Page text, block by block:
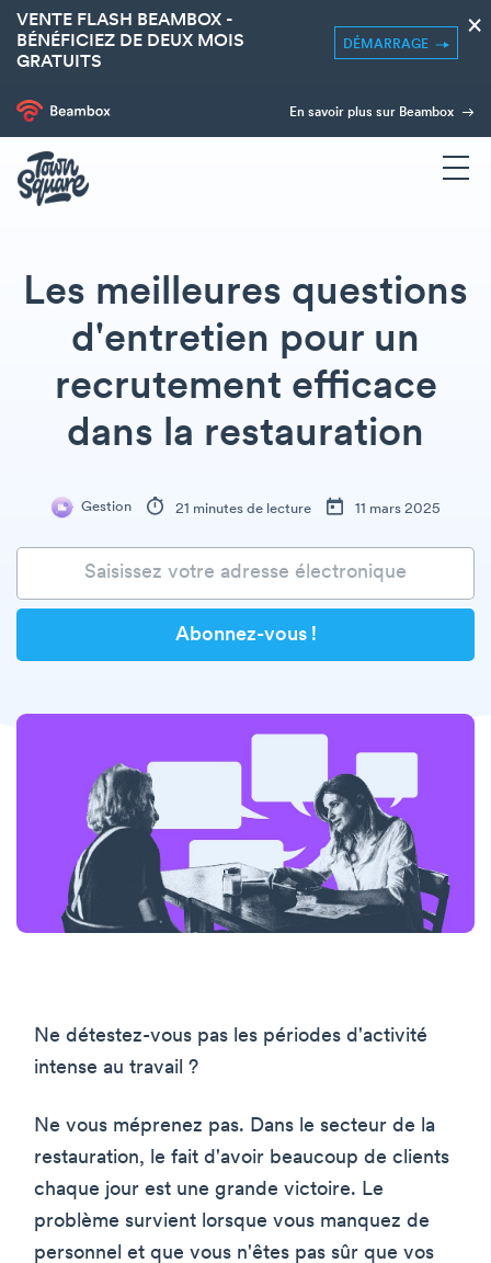
VENTE FLASH BEAMBOX -
BÉNÉFICIEZ DE DEUX MOIS
GRATUITS
DÉMARRAGE
×
En savoir plus sur Beambox
Les meilleures questions
d'entretien pour un
recrutement efficace
dans la restauration
Gestion 21 minutes de lecture 11 mars 2025
Ne détestez-vous pas les périodes d'activité
intense au travail ?
Ne vous méprenez pas. Dans le secteur de la
restauration, le fait d'avoir beaucoup de clients
chaque jour est une grande victoire. Le
problème survient lorsque vous manquez de
personnel et que vous n'êtes pas sûr que vos